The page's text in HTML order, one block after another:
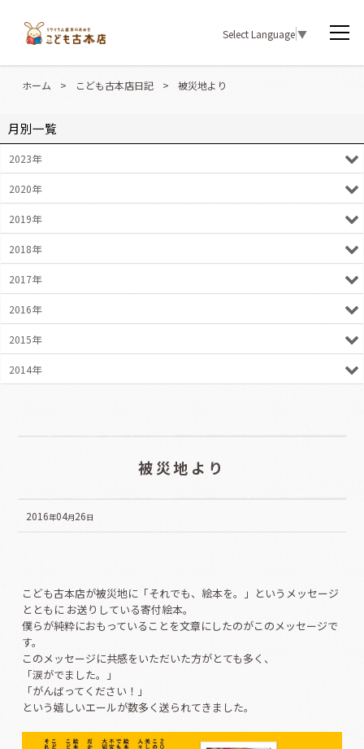
Select Language▼
ホーム > こども古本店日記 > 被災地より
被災地より
2016年04月26日
こども古本店が被災地に「それでも、絵本を。」というメッセージ
とともに お送りしている寄付絵本。
僕らが純粋におもっていることを文章にしたのがこのメッセージで
す。
このメッセージに共感をいただいた方がとても多く、
「涙がでました。」
「がんばってください！」
という嬉しいエールが数多く送られてきました。
月別一覧
2023年
2020年
2019年
2018年
2017年
2016年
2015年
2014年